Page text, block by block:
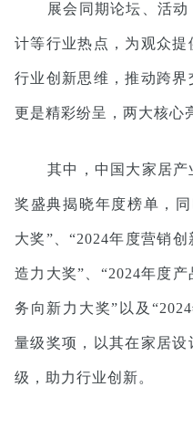
展会同期论坛、活
计等行业热点，为观众
行业创新思维，推动跨
更是精彩纷呈，两大核心
其中，中国大家居产
奖盛典揭晓年度榜单，
大奖”、“2024年度营销
造力大奖”、“2024年度
务向新力大奖”以及
量级奖项，以其在家居
级，助力行业创新。